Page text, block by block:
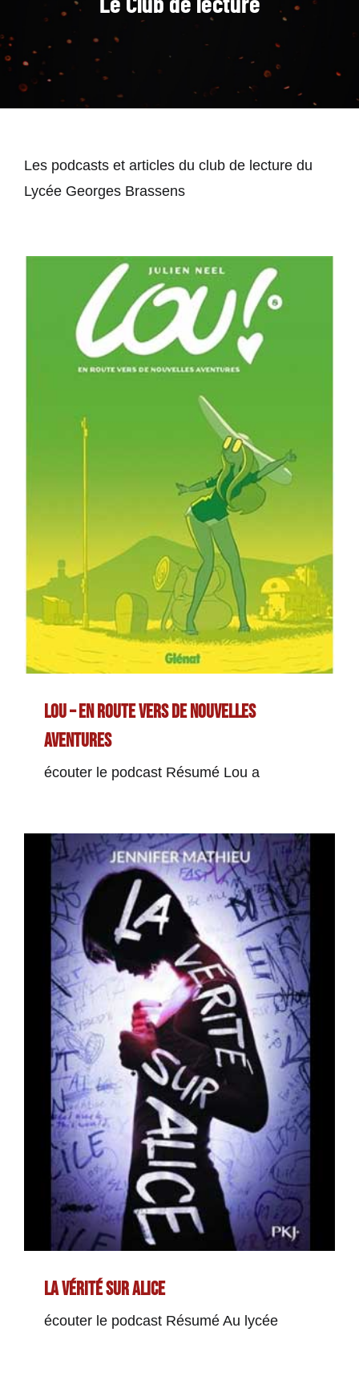
Les podcasts et articles du club de lecture du
Lycée Georges Brassens
Lou – En route vers de nouvelles aventures
Lou – En route vers de nouvelles
aventures
écouter le podcast Résumé Lou a
La Vérité sur Alice
La Vérité sur Alice
écouter le podcast Résumé Au lycée